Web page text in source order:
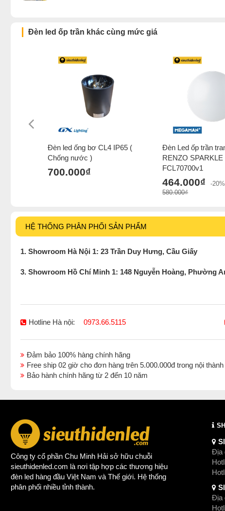
Đèn led ốp trần khác cùng mức giá
Đèn led ống bơ CL4 IP65 (
Chống nước )
700.000₫
Đèn Led ốp trần
RENZO SPARKLE
FCL70700v1
464.000₫
-20%
580.000₫
HỆ THỐNG PHÂN PHỐI SẢN PHẨM
1. Showroom Hà Nội 1: 23 Trần Duy Hưng, Cầu Giấy
3. Showroom Hồ Chí Minh 1: 148 Nguyễn Hoàng, Phường
Hotline Hà nội: 0973.66.5115
Đảm bảo 100% hàng chính hãng
Free ship 02 giờ cho đơn hàng trên 5.000.000đ trong nội
Bảo hành chính hãng từ 2 đến 10 năm
Công ty cổ phần Chu Minh Hải sở hữu chuỗi
sieuthidenled.com là nơi tập hợp các thương hiệu
đèn led hàng đầu Việt Nam và Thế giới. Hệ thống
phân phối nhiều tỉnh thành.
Địa
Địa